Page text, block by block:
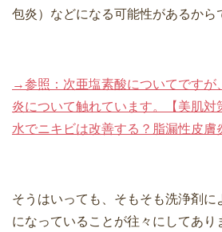
包炎）などになる可能性があるから
→参照：次亜塩素酸についてですが
炎について触れています。【美肌対
水でニキビは改善する？脂漏性皮膚
そうはいっても、そもそも洗浄剤に
になっていることが往々にしてあり